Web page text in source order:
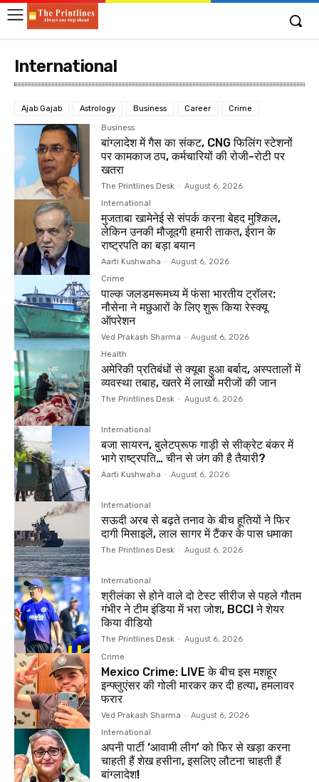
International
Ajab Gajab Astrology Business Career Crime
Business
बांग्लादेश में गैस का संकट, CNG फिलिंग स्टेशनों
पर कामकाज ठप, कर्मचारियों की रोजी-रोटी पर
खतरा
The Printlines Desk - August 6, 2026
International
मुजताबा खामेनेई से संपर्क करना बेहद मुश्किल,
लेकिन उनकी मौजूदगी हमारी ताकत, ईरान के
राष्ट्रपति का बड़ा बयान
Aarti Kushwaha - August 6, 2026
Crime
पाल्क जलडमरूमध्य में फंसा भारतीय ट्रॉलर:
नौसेना ने मछुआरों के लिए शुरू किया रेस्क्यू
ऑपरेशन
Ved Prakash Sharma - August 6, 2026
Health
अमेरिकी प्रतिबंधों से क्यूबा हुआ बर्बाद, अस्पतालों में
व्यवस्था तबाह, खतरे में लाखों मरीजों की जान
The Printlines Desk - August 6, 2026
International
बजा सायरन, बुलेटप्रूफ गाड़ी से सीक्रेट बंकर में
भागे राष्ट्रपति… चीन से जंग की है तैयारी?
Aarti Kushwaha - August 6, 2026
International
सऊदी अरब से बढ़ते तनाव के बीच हूतियों ने फिर
दागी मिसाइलें, लाल सागर में टैंकर के पास धमाका
The Printlines Desk - August 6, 2026
International
श्रीलंका से होने वाले दो टेस्ट सीरीज से पहले गौतम
गंभीर ने टीम इंडिया में भरा जोश, BCCI ने शेयर
किया वीडियो
The Printlines Desk - August 6, 2026
Crime
Mexico Crime: LIVE के बीच इस मशहूर
इन्फ्लुएंसर की गोली मारकर कर दी हत्या, हमलावर
फरार
Ved Prakash Sharma - August 6, 2026
International
अपनी पार्टी ‘आवामी लीग’ को फिर से खड़ा करना
चाहती हैं शेख हसीना, इसलिए लौटना चाहती हैं
बांग्लादेश!